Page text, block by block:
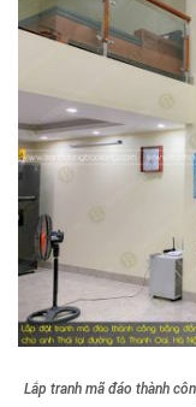
Lắp tranh mã đáo thành